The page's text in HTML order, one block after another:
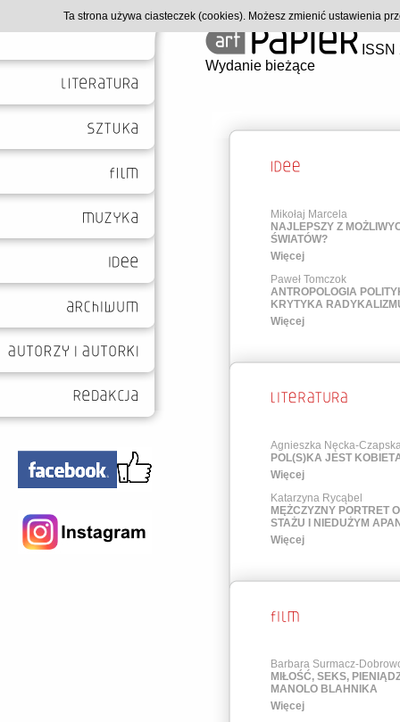
Wydanie bieżące
Mikołaj Marcela
NAJLEPSZY Z
ŚWIATÓW?
Więcej
Paweł Tomczok
ANTROPOLOGIA
KRYTYKA
Więcej
Agnieszka Nęcka-
POL(S)KA JEST
Więcej
Katarzyna Rycąbel
MĘŻCZYZNY PORTRET
STAŻU I NIEDUŻYM
Więcej
Barbara Surmacz-
MIŁOŚĆ, SEKS,
MANOLO BLAHNIKA
Więcej
Ta strona używa ciasteczek (cookies). Możesz zmienić ustawienia